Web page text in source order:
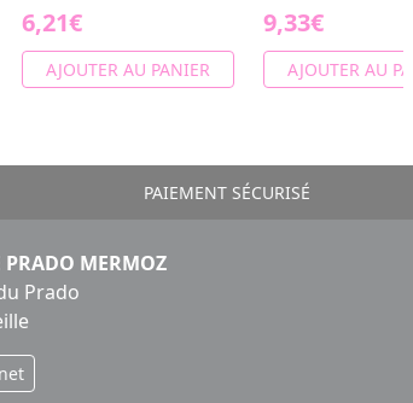
6,21€
AJOUTER AU PANIER
9,33€
AJOUTER AU
PAIEMENT SÉCURISÉ
PRADO MERMOZ
Prado